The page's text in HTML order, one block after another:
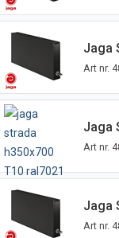
Jaga
Art nr.
Jaga
Art nr.
Jaga
Art nr.